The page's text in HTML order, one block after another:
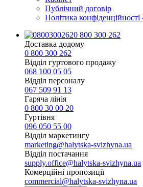
Публічний договір
Політика
0 800 300 262
Доставка додому
0 800 300 262
Відділ гуртового продажу
068 100 05 05​
Відділ персоналу
067 509 91 13
Гаряча лінія
0 800 30 00 20
Гуртівня
096 050 55 00
Відділ маркетингу
marketing@halytska-svizhyna.ua
Відділ постачання
supply.office@halytska-svizhyna.ua
Комерційні пропозиції
commercial@halytska-svizhyna.ua